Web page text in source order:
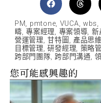
PM, pmtone, VUCA,wbs,
疇,專案經理, 專案領導, 新
營運管理,甘特圖 , 產品思維
目標管理,研發經理, 策略
跨部門團隊, 跨部門溝通,
您可能感興趣的